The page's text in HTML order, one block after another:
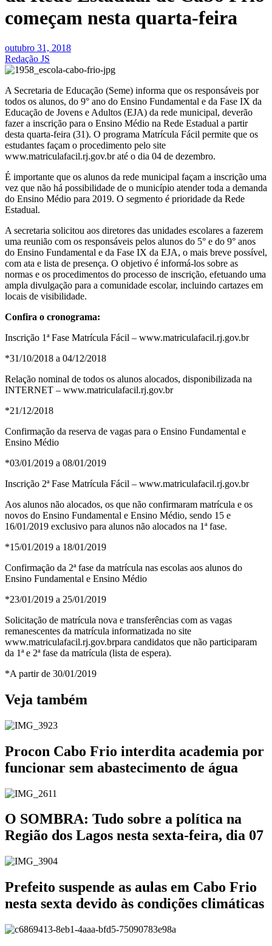
começam nesta quarta-feira
outubro 31, 2018
Redação JS
A Secretaria de Educação (Seme) informa que os responsáveis por
todos os alunos, do 9° ano do Ensino Fundamental e da Fase IX da
Educação de Jovens e Adultos (EJA) da rede municipal, deverão
fazer a inscrição para o Ensino Médio na Rede Estadual a partir
desta quarta-feira (31). O programa Matrícula Fácil permite que os
estudantes façam o procedimento pelo site
www.matriculafacil.rj.gov.br até o dia 04 de dezembro.
É importante que os alunos da rede municipal façam a inscrição uma
vez que não há possibilidade de o município atender toda a demanda
do Ensino Médio para 2019. O segmento é prioridade da Rede
Estadual.
A secretaria solicitou aos diretores das unidades escolares a fazerem
uma reunião com os responsáveis pelos alunos do 5° e do 9° anos
do Ensino Fundamental e da Fase IX da EJA, o mais breve possível,
com ata e lista de presença. O objetivo é informá-los sobre as
normas e os procedimentos do processo de inscrição, efetuando uma
ampla divulgação para a comunidade escolar, incluindo cartazes em
locais de visibilidade.
Confira o cronograma:
Inscrição 1ª Fase Matrícula Fácil – www.matriculafacil.rj.gov.br
*31/10/2018 a 04/12/2018
Relação nominal de todos os alunos alocados, disponibilizada na
INTERNET – www.matriculafacil.rj.gov.br
*21/12/2018
Confirmação da reserva de vagas para o Ensino Fundamental e
Ensino Médio
*03/01/2019 a 08/01/2019
Inscrição 2ª Fase Matrícula Fácil – www.matriculafacil.rj.gov.br
Aos alunos não alocados, os que não confirmaram matrícula e os
novos do Ensino Fundamental e Ensino Médio, sendo 15 e
16/01/2019 exclusivo para alunos não alocados na 1ª fase.
*15/01/2019 a 18/01/2019
Confirmação da 2ª fase da matrícula nas escolas aos alunos do
Ensino Fundamental e Ensino Médio
*23/01/2019 a 25/01/2019
Solicitação de matrícula nova e transferências com as vagas
remanescentes da matrícula informatizada no site
www.matriculafacil.rj.gov.brpara candidatos que não participaram
da 1ª e 2ª fase da matrícula (lista de espera).
*A partir de 30/01/2019
Veja também
Procon Cabo Frio interdita academia por
funcionar sem abastecimento de água
O SOMBRA: Tudo sobre a política na
Região dos Lagos nesta sexta-feira, dia 07
Prefeito suspende as aulas em Cabo Frio
nesta sexta devido às condições climáticas